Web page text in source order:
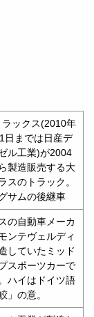
ラックス(2010年
日までは日産デ
ル工業)が2004
製造販売する大
スのトラック。
サムの後継車
の自動車メーカ
ンテヴェルディ
していたミッド
スポーツカーで
ハイはドイツ語
」の意。